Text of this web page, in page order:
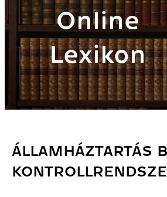
Online
Lexikon
ÁLLAMHÁZTARTÁS